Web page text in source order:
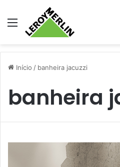
Menu
Início / banheira jacuzzi
banheira